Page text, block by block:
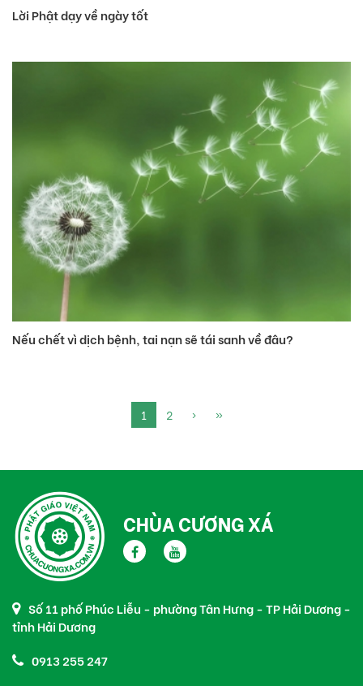
Lời Phật dạy về ngày tốt
Nếu chết vì dịch bệnh, tai nạn sẽ tái sanh về đâu?
1 2 › »
CHÙA CƯƠNG XÁ
Số 11 phố Phúc Liễu - phường Tân Hưng - TP Hải Dương -
tỉnh Hải Dương
0913 255 247